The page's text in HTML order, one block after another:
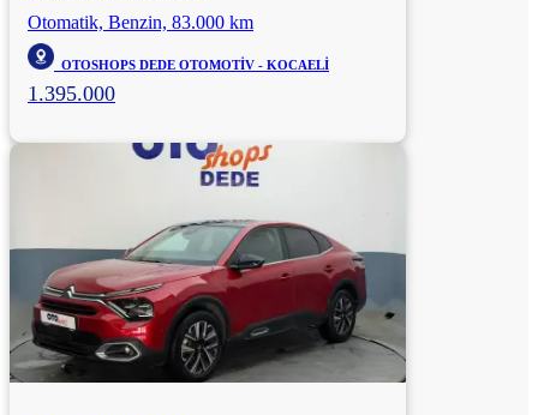
Otomatik, Benzin, 83.000 km
OTOSHOPS DEDE OTOMOTİV - KOCAELİ
1.395.000